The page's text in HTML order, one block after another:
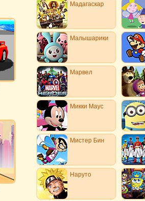
Мадагаскар
Малышарики
Марвел
Микки Маус
Мистер Бин
Наруто